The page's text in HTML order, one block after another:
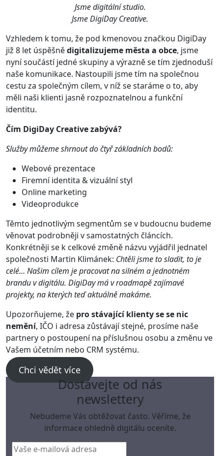
Jsme digitální studio.
Jsme DigiDay Creative.
Vzhledem k tomu, že pod kmenovou značkou DigiDay
již 8 let úspěšnědigitalizujeme města a obce, jsme
nyní součástí jedné skupiny a výrazně se tím zjednoduší
naše komunikace. Nastoupili jsme tím na společnou
cestu za společným cílem, v níž se staráme o to, aby
měli naši klienti jasně rozpoznatelnou a funkční
identitu.
Čím DigiDay Creative zabývá?
Služby můžeme shrnout do čtyř základních bodů:
Webové prezentace
Firemní identita & vizuální styl
Online marketing
Videoprodukce
Těmto jednotlivým segmentům se v budoucnu budeme
věnovat podrobněji v samostatných článcích.
Konkrétněji se k celkové změně názvu vyjádřil jednatel
společnosti Martin Klimánek: Chtěli jsme to sladit, to je
celé… Našim cílem je pracovat na silném a jednotném
brandu v digitálu. DigiDay má v roadmapě zajímavé
projekty, na kterých teď aktuálně makáme.
Upozorňujeme, že pro stávající klienty se se nic
nemění, IČO i adresa zůstávají stejné, prosíme naše
partnery o postoupení na příslušnou osobu a změnu ve
Vašem účetním nebo CRM systému.
Chci vědět více
Dostávejte od nás
newslettery
Nebudeme Vás obtěžovat často. Věříme, že
informace ohledně digitálu oceníte.